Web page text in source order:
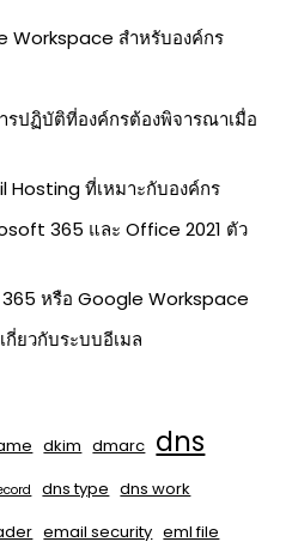
Workspace สำหรับองค์กร
ปฏิบัติที่องค์กรต้องพิจารณาเมื่อ
Hosting ที่เหมาะกับองค์กร
365 และ Office 2021 ตัว
หรือ Google Workspace
ยวกับระบบอีเมล
dkim dmarc dns
dns type dns work
email security eml file